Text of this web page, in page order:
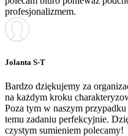
profesjonalizmem.
Jolanta S-T
Bardzo dziękujemy za
na każdym kroku
Poza tym w naszym przypadku
temu zadaniu perfekcyjnie.
czystym sumieniem polecamy!